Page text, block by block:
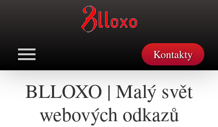
Kontakty
BLLOXO | Malý svět
webových odkazů